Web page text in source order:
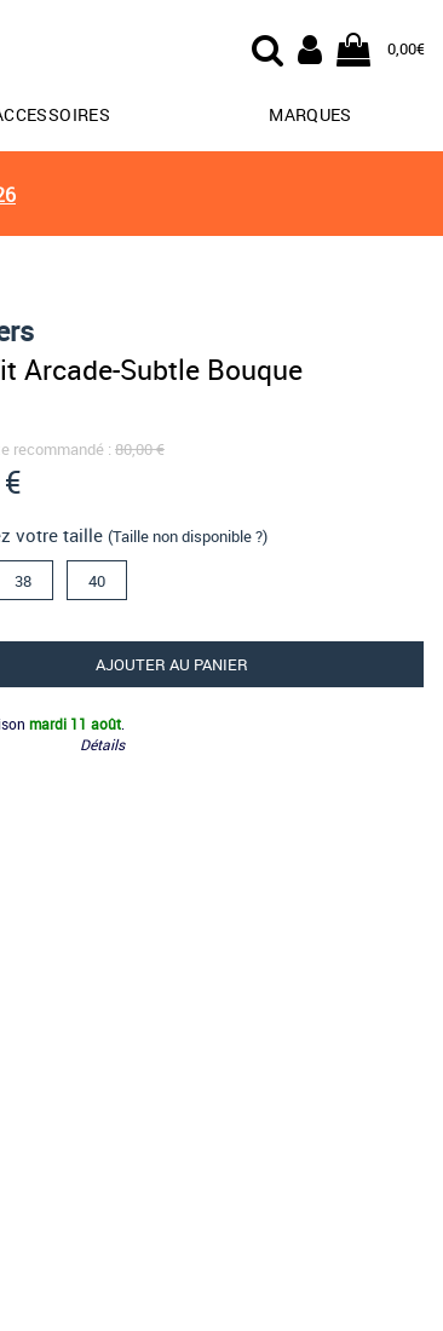
0,00€
MARQUES
Arcade-Subtle Bouque
recommandé : 80,00 €
votre taille (Taille non disponible ?)
38 40
AJOUTER AU PANIER
mardi 11 août
Détails